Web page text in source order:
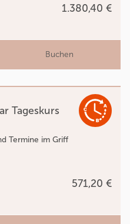
1.380,40 €
Buchen
Tageskurs
Termine im Griff
571,20 €